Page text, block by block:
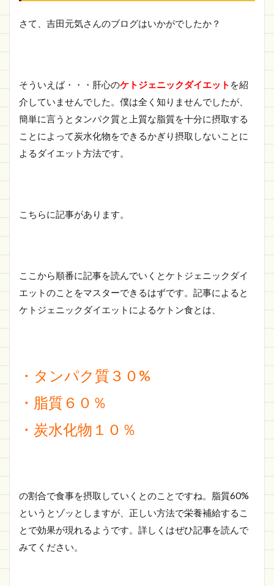
さて、吉田元気さんのブログはいかがでしたか？
そういえば・・・肝心のケトジェニックダイエット を紹
介していませんでした。僕は全く知りませんでしたが、
簡単に言うとタンパク質と上質な脂質を十分に摂取する
ことによって炭水化物をできるかぎり摂取しないことに
よるダイエット方法です。
こちらに記事があります。
ここから順番に記事を読んでいくとケトジェニックダイ
エットのことをマスターできるはずです。記事によると
ケトジェニックダイエットによるケトン食とは、
・タンパク質３０%
・脂質６０％
・炭水化物１０％
の割合で食事を摂取していくとのことですね。脂質60%
というとゾッとしますが、正しい方法で栄養補給するこ
とで効果が現れるようです。詳しくはぜひ記事を読んで
みてください。